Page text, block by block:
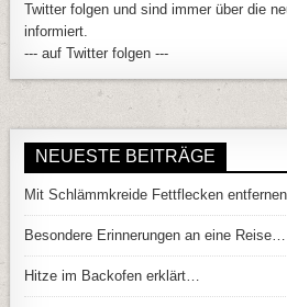
Twitter folgen und sind immer über die
informiert.
--- auf Twitter folgen ---
NEUESTE BEITRÄGE
Mit Schlämmkreide Fettflecken
Besondere Erinnerungen an eine Reise…
Hitze im Backofen erklärt…